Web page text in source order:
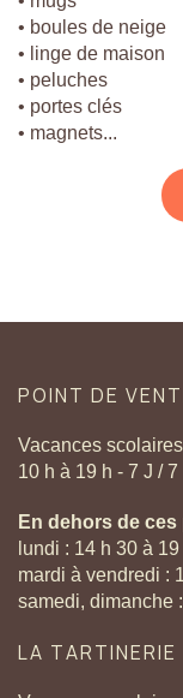
• boules de neige
• linge de maison
• peluches
• portes clés
• magnets...
POINT DE
Vacances
10 h à 19 h - 7 J / 7
En dehors de
lundi : 14 h 30 à 19
mardi à vendredi :
samedi, dimanche
LA TARTINERIE